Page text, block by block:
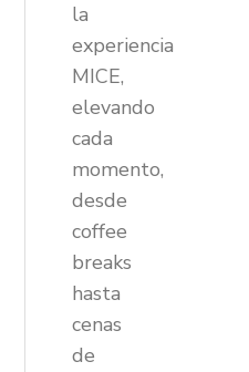
la
experiencia
MICE,
elevando
cada
momento,
desde
coffee
breaks
hasta
cenas
de